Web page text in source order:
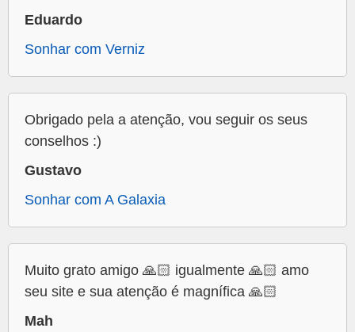
Eduardo
Sonhar com Verniz
Obrigado pela a atenção, vou seguir os seus
conselhos :)
Gustavo
Sonhar com A Galaxia
Muito grato amigo 🙏🏻 igualmente 🙏🏻 amo
seu site e sua atenção é magnífica 🙏🏻
Mah